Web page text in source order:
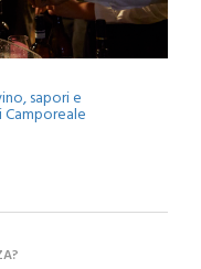
sapori e